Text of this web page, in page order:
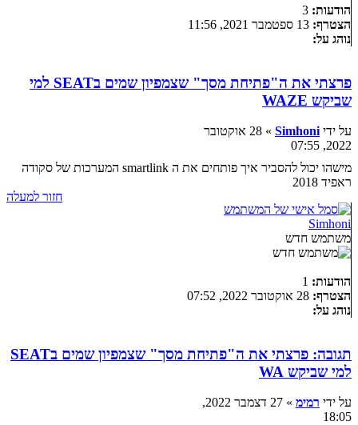
הודעות:
הצטרף:
נוהג על:
פרצתי את ה"פתיחת מסך" שצמפיון שמים בSEAT למי
שביקש WAZE
על ידי Simhoni
» 28 אוקטובר
2022, 07:55
מישהו יכול להסביר איך פותחים את ה smartlink המערכות של סקודה
ראפיד 2018
Simhoni
משתמש חדש
הודעות:
הצטרף:
נוהג על:
חזור למעלה
תגובה: פרצתי את ה"פתיחת מסך" שצמפיון שמים בSEAT
למי שביקש WA
על ידי רמימ
» 27 דצמבר 2022,
18:05